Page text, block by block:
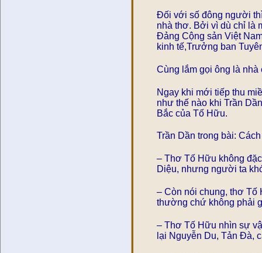
Đối với số đông người
nhà thơ. Bởi vì dù chỉ là
Đảng Cộng sản Việt
kinh tế,Trưởng ban
Cùng lắm gọi ông là nhà
Ngay khi mới tiếp thu
như thế nào khi Trần
Bắc của Tố Hữu.
Trần Dần trong bài:
– Thơ Tố Hữu không
Diệu, nhưng người ta
– Còn nói chung, thơ
thường chứ không phải
– Thơ Tố Hữu nhìn sự
lại Nguyễn Du, Tản Đà,